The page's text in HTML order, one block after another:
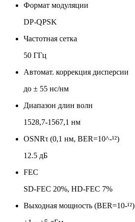
Формат модуляции
DP-QPSK
Частотная сетка
50 ГГц
Автомат. коррекция дисперсии
до ± 55 нс/нм
Диапазон длин волн
1528,7-1567,1 нм
OSNRτ (0,1 нм, BER=10^-¹²)
12.5 дБ
FEC
SD-FEC 20%, HD-FEC 7%
Выходная мощность (BER=10-¹²)